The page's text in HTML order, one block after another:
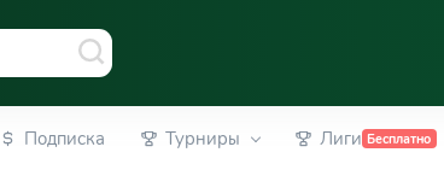
Подписка Турниры Лиги Бесплатно